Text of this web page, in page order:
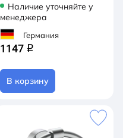
Наличие уточняйте у
менеджера
Германия
1147 q
В корзину